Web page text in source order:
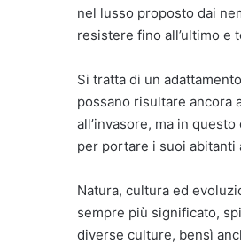
nel lusso proposto dai
resistere fino all’ultimo e
Si tratta di un
possano risultare ancora
all’invasore, ma in
per portare i suoi abitanti
Natura, cultura ed
sempre più significato,
diverse culture, bensì